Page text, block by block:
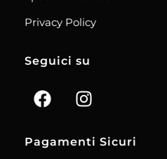
Privacy Policy
Seguici su
Pagamenti Sicuri